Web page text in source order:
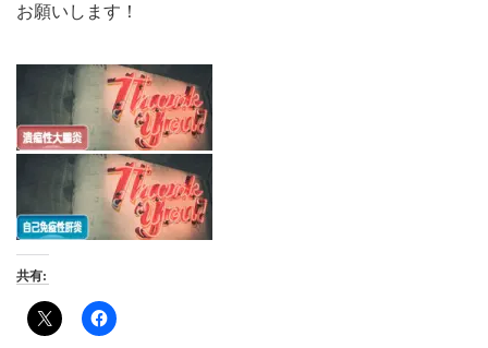
お願いします！
共有: